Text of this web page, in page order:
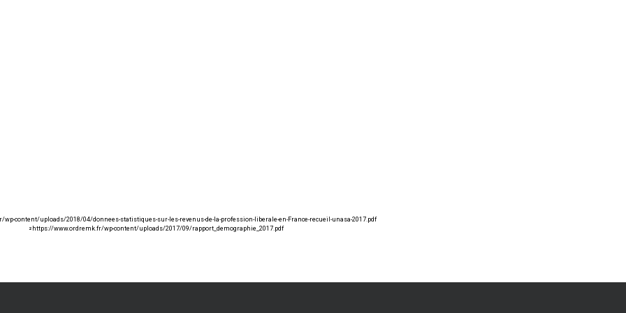
wp-content/uploads/2018/04/donnees-statistiques-sur-les-revenus-de-la-profession-liberale-en-France-recueil-unasa-2017.pdf
2 https://www.ordremk.fr/wp-content/uploads/2017/09/rapport_demographie_2017.pdf